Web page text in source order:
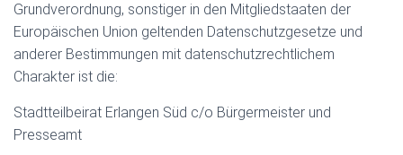
Grundverordnung, sonstiger in den Mitgliedstaaten der
Europäischen Union geltenden Datenschutzgesetze und
anderer Bestimmungen mit datenschutzrechtlichem
Charakter ist die:
Stadtteilbeirat Erlangen Süd c/o Bürgermeister und
Presseamt